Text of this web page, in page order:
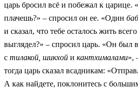
царь бросил всё и побежал к царице.
плачешь?» – спросил он ее. «Один
и сказал, что тебе осталось жить
выглядел?» – спросил царь. «Он был
с тилакой, шикхой и кантхималами»,
тогда царь сказал всадникам:
А как найдете, поклонитесь с